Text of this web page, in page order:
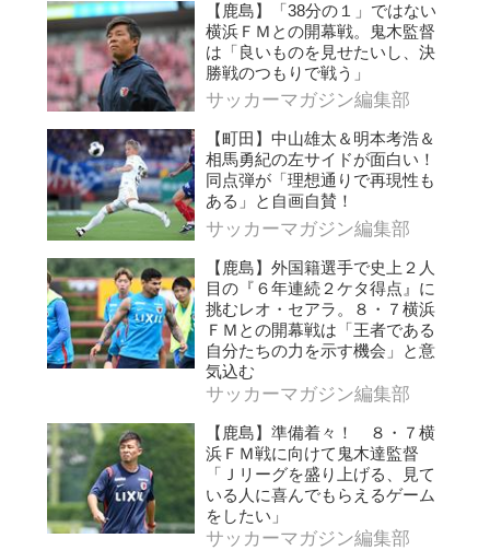
【鹿島】「38分の１」ではない
横浜ＦＭとの開幕戦。鬼木監督
は「良いものを見せたいし、決
勝戦のつもりで戦う」
サッカーマガジン編集部
【町田】中山雄太＆明本考浩＆
相馬勇紀の左サイドが面白い！
同点弾が「理想通りで再現性も
ある」と自画自賛！
サッカーマガジン編集部
【鹿島】外国籍選手で史上２人
目の『６年連続２ケタ得点』に
挑むレオ・セアラ。８・７横浜
ＦＭとの開幕戦は「王者である
自分たちの力を示す機会」と意
気込む
サッカーマガジン編集部
【鹿島】準備着々！ ８・７横
浜ＦＭ戦に向けて鬼木達監督
「Ｊリーグを盛り上げる、見て
いる人に喜んでもらえるゲーム
をしたい」
サッカーマガジン編集部